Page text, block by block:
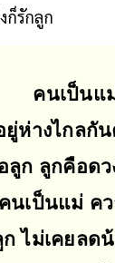
ก็รักลูก
คนเป็นแ
ยู่ห่างไกลกั
ลูก ลูกคือดว
นเป็นแม่ ค
ไม่เคยลด